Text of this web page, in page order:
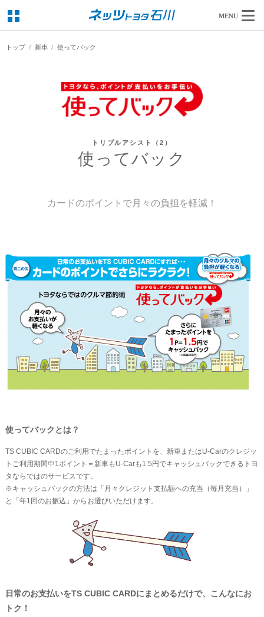
MENU
トップ 新車 使ってバック
トリプルアシスト（2）
使ってバック
カードのポイントで月々の負担を軽減！
使ってバックとは？
TS CUBIC CARDのご利用でたまったポイントを、新車またはU-Carのクレジッ
トご利用期間中1ポイント＝新車もU-Carも1.5円でキャッシュバックできるトヨ
タならではのサービスです。
※キャッシュバックの方法は「月々クレジット支払額への充当（毎月充当）」
と「年1回のお振込」からお選びいただけます。
日常のお支払いをTS CUBIC CARDにまとめるだけで、こんなにお
トク！